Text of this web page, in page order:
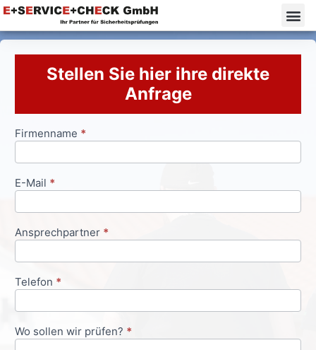
Stellen Sie hier ihre direkte
Anfrage
Anfrageformular
Firmenname *
E-Mail *
Ansprechpartner *
Telefon *
Wo sollen wir prüfen? *